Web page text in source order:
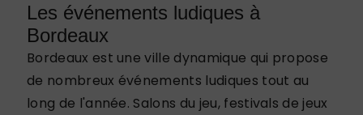
Les événements ludiques à
Bordeaux
Bordeaux est une ville dynamique qui propose
de nombreux événements ludiques tout au
long de l'année. Salons du jeu, festivals de jeux